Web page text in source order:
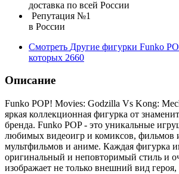
доставка по всей России
Репутация №1
в России
Смотреть Другие фигурки Funko
которых 2660
Описание
Funko POP! Movies: Godzilla Vs Kong:
яркая коллекционная фигурка от
бренда. Funko POP - это уникальные
любимых видеоигр и комиксов, фильмов
мультфильмов и аниме. Каждая фигурка
оригинальный и неповторимый стиль и
изображает не только внешний вид героя,